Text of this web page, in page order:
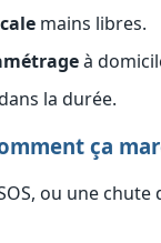
mains libres.
à
la durée.
ça
ou une